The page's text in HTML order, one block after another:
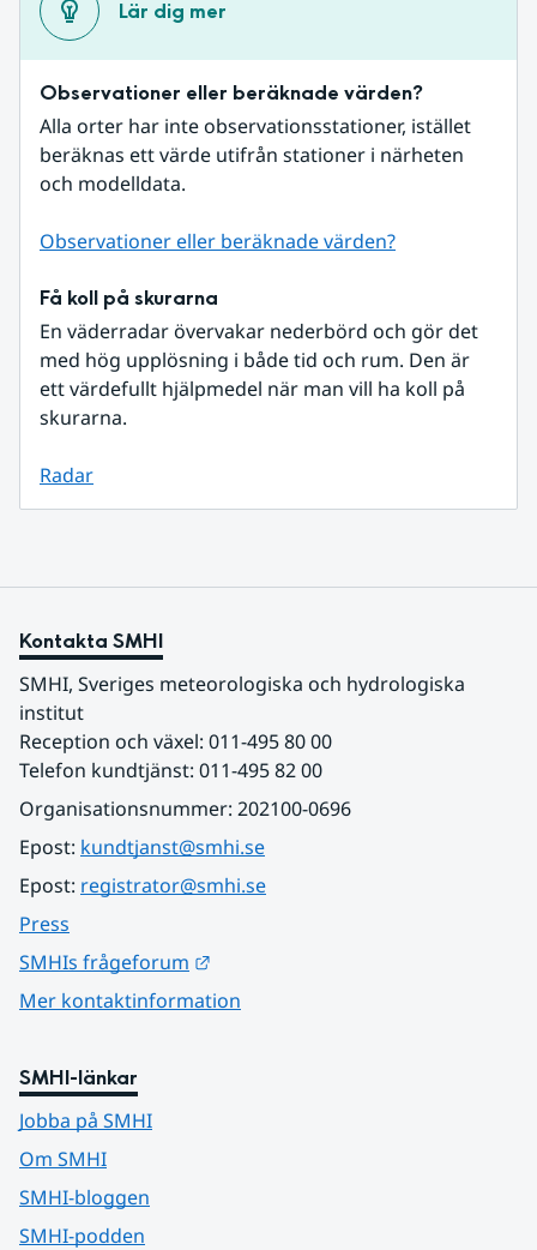
Lär dig mer
Observationer eller beräknade värden?
Alla orter har inte observationsstationer, istället
beräknas ett värde utifrån stationer i närheten
och modelldata.
Observationer eller beräknade värden?
Få koll på skurarna
En väderradar övervakar nederbörd och gör det
med hög upplösning i både tid och rum. Den är
ett värdefullt hjälpmedel när man vill ha koll på
skurarna.
Radar
Kontakta SMHI
SMHI, Sveriges meteorologiska och hydrologiska
institut
Reception och växel: 011-495 80 00
Telefon kundtjänst: 011-495 82 00
Organisationsnummer: 202100-0696
Epost: kundtjanst@smhi.se
Epost: registrator@smhi.se
Press
SMHIs frågeforum
Mer kontaktinformation
SMHI-länkar
Jobba på SMHI
Om SMHI
SMHI-bloggen
SMHI-podden